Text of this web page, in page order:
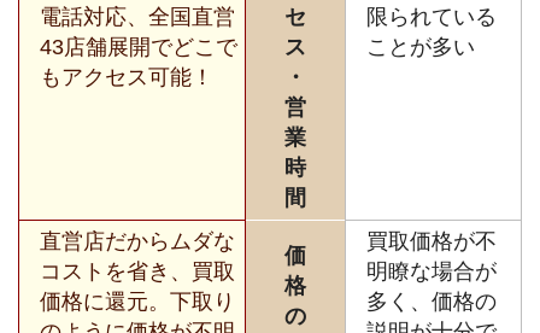
電話対応、全国直営
43店舗展開でどこで
もアクセス可能！
セ
ス
・
営
業
時
間
限られている
ことが多い
直営店だからムダな
コストを省き、買取
価格に還元。下取り
価
格
の
買取価格が不
明瞭な場合が
多く、価格の